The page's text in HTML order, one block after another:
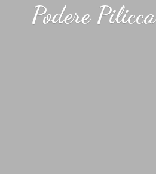
Podere Pilicca